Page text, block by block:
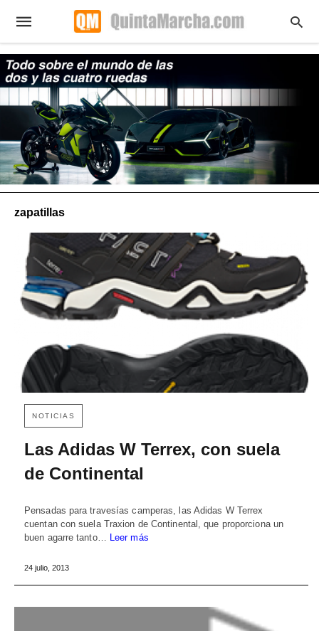
zapatillas
NOTICIAS
Las Adidas W Terrex, con suela
de Continental
Pensadas para travesías camperas, las Adidas W Terrex
cuentan con suela Traxion de Continental, que proporciona un
buen agarre tanto… Leer más
24 julio, 2013